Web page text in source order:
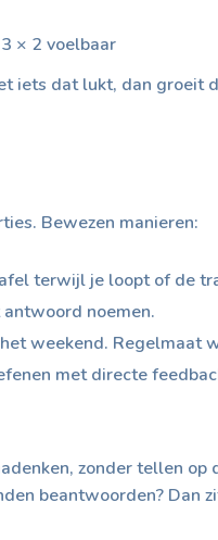
× 2 voelbaar
iets dat lukt, dan groeit
Bewezen manieren:
terwijl je loopt of de
noemen.
weekend. Regelmaat
met directe
zonder tellen
beantwoorden? Dan